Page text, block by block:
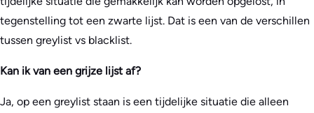
tegenstelling tot een zwarte lijst. Dat is een van de verschillen
tussen greylist vs blacklist.
Kan ik van een grijze lijst af?
Ja, op een greylist staan is een tijdelijke situatie die alleen